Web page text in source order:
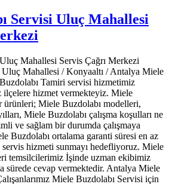
Servisi Uluç Mahallesi
Mahallesi Servis Çağrı Merkezi
Mahallesi / Konyaaltı / Antalya Miele
Tamiri servisi hizmetimiz
ilçelere hizmet vermekteyiz. Miele
ürünleri; Miele Buzdolabı modelleri,
Miele Buzdolabı çalışma koşulları ne
ve sağlam bir durumda çalışmaya
Buzdolabı ortalama garanti süresi en az
servis hizmeti sunmayı hedefliyoruz. Miele
temsilcilerimiz İşinde uzman ekibimiz
sürede cevap vermektedir. Antalya Miele
Miele Buzdolabı Servisi için